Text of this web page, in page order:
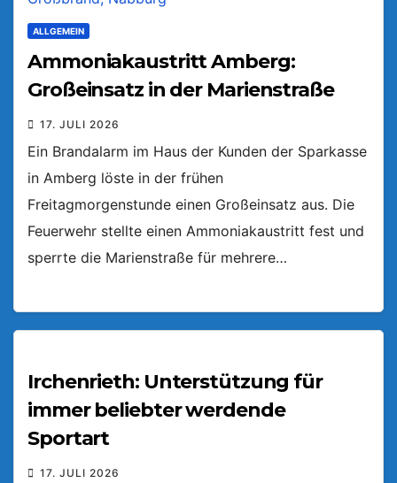
ALLGEMEIN
Ammoniakaustritt Amberg:
Großeinsatz in der Marienstraße
17. JULI 2026
Ein Brandalarm im Haus der Kunden der Sparkasse
in Amberg löste in der frühen
Freitagmorgenstunde einen Großeinsatz aus. Die
Feuerwehr stellte einen Ammoniakaustritt fest und
sperrte die Marienstraße für mehrere…
Irchenrieth: Unterstützung für
immer beliebter werdende
Sportart
17. JULI 2026